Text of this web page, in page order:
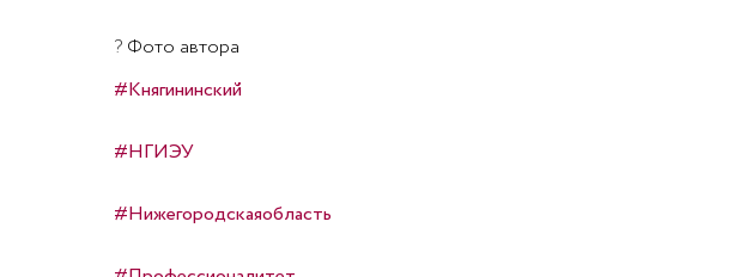
?Фото автора
#Княгининский
#НГИЭУ
#Нижегородскаяобласть